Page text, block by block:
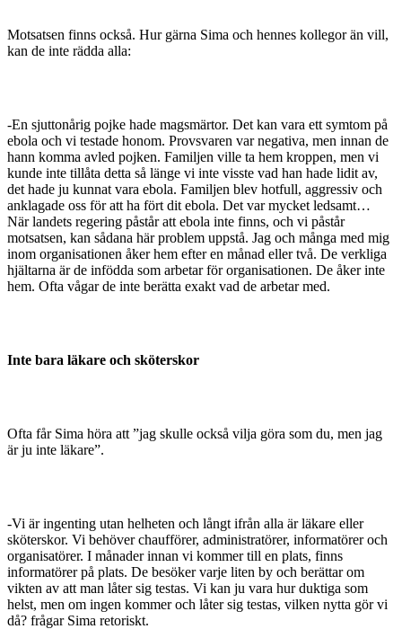
Motsatsen finns också. Hur gärna Sima och hennes kol­legor än vill,
kan de inte rädda alla:
-En sjuttonårig pojke hade magsmärtor. Det kan vara ett symtom på
ebola och vi testade honom. Provsvaren var negativa, men innan de
hann komma avled pojken. Familjen ville ta hem kroppen, men vi
kunde inte tillåta detta så länge vi inte visste vad han hade lidit av,
det hade ju kunnat vara ebola. Familjen blev hotfull, aggressiv och
anklagade oss för att ha fört dit ebola. Det var mycket ledsamt…
När landets regering påstår att ebola inte finns, och vi påstår
motsatsen, kan sådana här problem uppstå. Jag och många med mig
inom organisationen åker hem efter en månad eller två. De verkliga
hjältarna är de infödda som arbetar för organisationen. De åker inte
hem. Ofta vågar de inte berätta exakt vad de arbetar med.
Inte bara läkare och sköterskor
Ofta får Sima höra att ”jag skulle också vilja göra som du, men jag
är ju inte läkare”.
-Vi är ingenting utan helheten och långt ifrån alla är läkare eller
sköterskor. Vi behöver chaufförer, adminis­tratörer, informatörer och
organisatörer. I månader innan vi kommer till en plats, finns
informatörer på plats. De besöker varje liten by och berättar om
vikten av att man låter sig testas. Vi kan ju vara hur duktiga som
helst, men om ingen kommer och låter sig testas, vilken nytta gör vi
då? frågar Sima retoriskt.